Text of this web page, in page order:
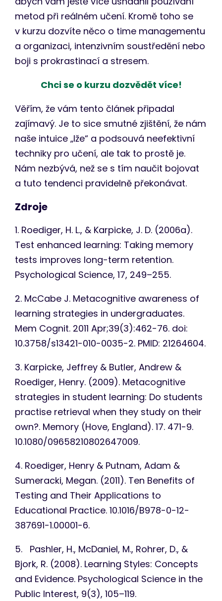
metod při reálném učení. Kromě toho se
v kurzu dozvíte něco o time managementu
a organizaci, intenzivním soustředění nebo
boji s prokrastinací a stresem.
Chci se o kurzu dozvědět více!
Věřím, že vám tento článek připadal
zajímavý. Je to sice smutné zjištění, že nám
naše intuice „lže“ a podsouvá neefektivní
techniky pro učení, ale tak to prostě je.
Nám nezbývá, než se s tím naučit bojovat
a tuto tendenci pravidelně překonávat.
Zdroje
1. Roediger, H. L., & Karpicke, J. D. (2006a).
Test enhanced learning: Taking memory
tests improves long-term retention.
Psychological Science, 17, 249–255.
2. McCabe J. Metacognitive awareness of
learning strategies in undergraduates.
Mem Cognit. 2011 Apr;39(3):462-76. doi:
10.3758/s13421-010-0035-2. PMID: 21264604.
3. Karpicke, Jeffrey & Butler, Andrew &
Roediger, Henry. (2009). Metacognitive
strategies in student learning: Do students
practise retrieval when they study on their
own?. Memory (Hove, England). 17. 471-9.
10.1080/09658210802647009.
4. Roediger, Henry & Putnam, Adam &
Sumeracki, Megan. (2011). Ten Benefits of
Testing and Their Applications to
Educational Practice. 10.1016/B978-0-12-
387691-1.00001-6.
5. Pashler, H., McDaniel, M., Rohrer, D., &
Bjork, R. (2008). Learning Styles: Concepts
and Evidence. Psychological Science in the
Public Interest, 9(3), 105–119.